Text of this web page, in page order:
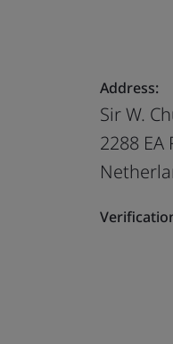
Address:
Sir W.
2288 EA